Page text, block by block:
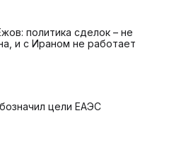
политика сделок – не
и с Ираном не работает
цели ЕАЭС